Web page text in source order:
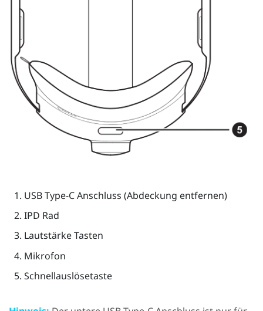
USB Type-CAnschluss (Abdeckung entfernen)
IPD Rad
LautstärkeTasten
Mikrofon
Schnellauslösetaste